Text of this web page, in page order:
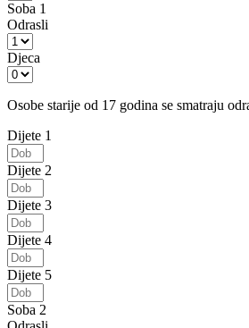
Soba 1
Odrasli
Djeca
Osobe starije od 17 godina se smatraju
Dijete 1
Dijete 2
Dijete 3
Dijete 4
Dijete 5
Soba 2